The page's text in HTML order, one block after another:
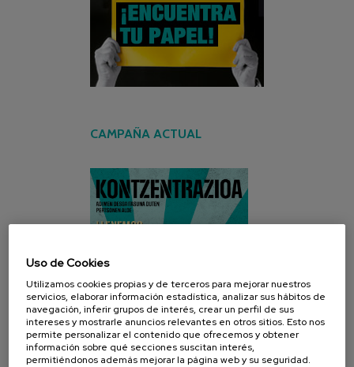
CAMPAÑA ACTUAL
Uso de Cookies
Utilizamos cookies propias y de terceros para mejorar nuestros
servicios, elaborar información estadística, analizar sus hábitos de
navegación, inferir grupos de interés, crear un perfil de sus
intereses y mostrarle anuncios relevantes en otros sitios. Esto nos
permite personalizar el contenido que ofrecemos y obtener
información sobre qué secciones suscitan interés,
permitiéndonos además mejorar la página web y su seguridad.